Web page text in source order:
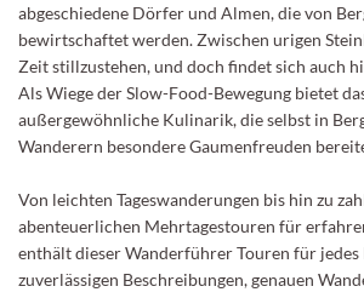
abgeschiedene Dörfer und Almen, die von
bewirtschaftet werden. Zwischen urigen
Zeit stillzustehen, und doch findet sich auch
Als Wiege der Slow-Food-Bewegung bietet
außergewöhnliche Kulinarik, die selbst in
Wanderern besondere Gaumenfreuden
Von leichten Tageswanderungen bis hin zu
abenteuerlichen Mehrtagestouren für
enthält dieser Wanderführer Touren für jedes
zuverlässigen Beschreibungen, genauen